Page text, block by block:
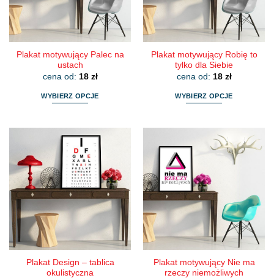
na
stronie
produktu
na
stronie
produktu
Plakat motywujący Palec na
ustach
cena od: 18 zł
WYBIERZ OPCJE
ma
wiele
wariantów.
Opcje
można
wybrać
na
stronie
produktu
Plakat motywujący Robię to
tylko dla Siebie
cena od: 18 zł
WYBIERZ OPCJE
wiele
wariantów.
Opcje
można
wybrać
na
stronie
produktu
Plakat Design – tablica
okulistyczna
Plakat motywujący Nie ma
rzeczy niemożliwych